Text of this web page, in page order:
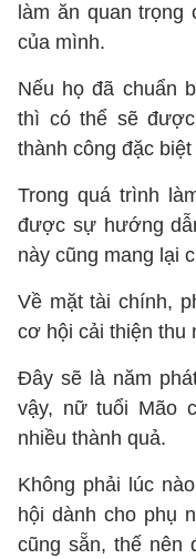
làm ăn quan
của mình.
Nếu họ đã chuẩn
thì có thể sẽ
thành công đặc biệt
Trong quá trình
được sự hướng
này cũng mang lại
Về mặt tài chính,
cơ hội cải thiện thu
Đây sẽ là năm
vậy, nữ tuổi Mão
nhiều thành quả.
Không phải lúc
hội dành cho phụ
cũng sẵn, thế nên